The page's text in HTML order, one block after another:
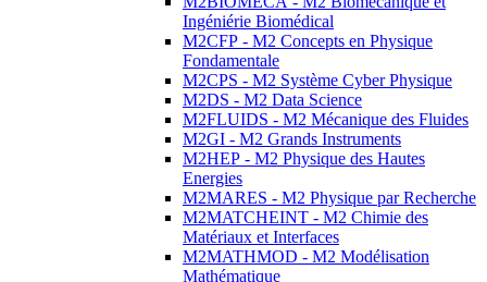
Ingéniérie Biomédical
M2CFP - M2 Concepts en Physique
Fondamentale
M2CPS - M2 Système Cyber Physique
M2DS - M2 Data Science
M2FLUIDS - M2 Mécanique des Fluides
M2GI - M2 Grands Instruments
M2HEP - M2 Physique des Hautes
Energies
M2MARES - M2 Physique par Recherche
M2MATCHEINT - M2 Chimie des
Matériaux et Interfaces
M2MATHMOD - M2 Modélisation
Mathématique